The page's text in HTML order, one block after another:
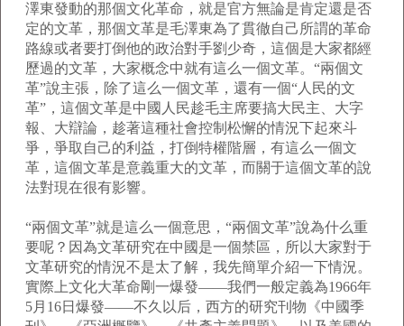
澤東發動的那個文化革命，就是官方無論是肯定還是否
定的文革，那個文革是毛澤東為了貫徹自己所謂的革命
路線或者要打倒他的政治對手劉少奇，這個是大家都經
歷過的文革，大家概念中就有這么一個文革。“兩個文
革”說主張，除了這么一個文革，還有一個“人民的文
革”，這個文革是中國人民趁毛主席要搞大民主、大字
報、大辯論，趁著這種社會控制松懈的情況下起來斗
爭，爭取自己的利益，打倒特權階層，有這么一個文
革，這個文革是意義重大的文革，而關于這個文革的說
法對現在很有影響。
“兩個文革”就是這么一個意思，“兩個文革”說為什么重
要呢？因為文革研究在中國是一個禁區，所以大家對于
文革研究的情況不是太了解，我先簡單介紹一下情況。
實際上文化大革命剛一爆發——我們一般定義為1966年
5月16日爆發——不久以后，西方的研究刊物《中國季